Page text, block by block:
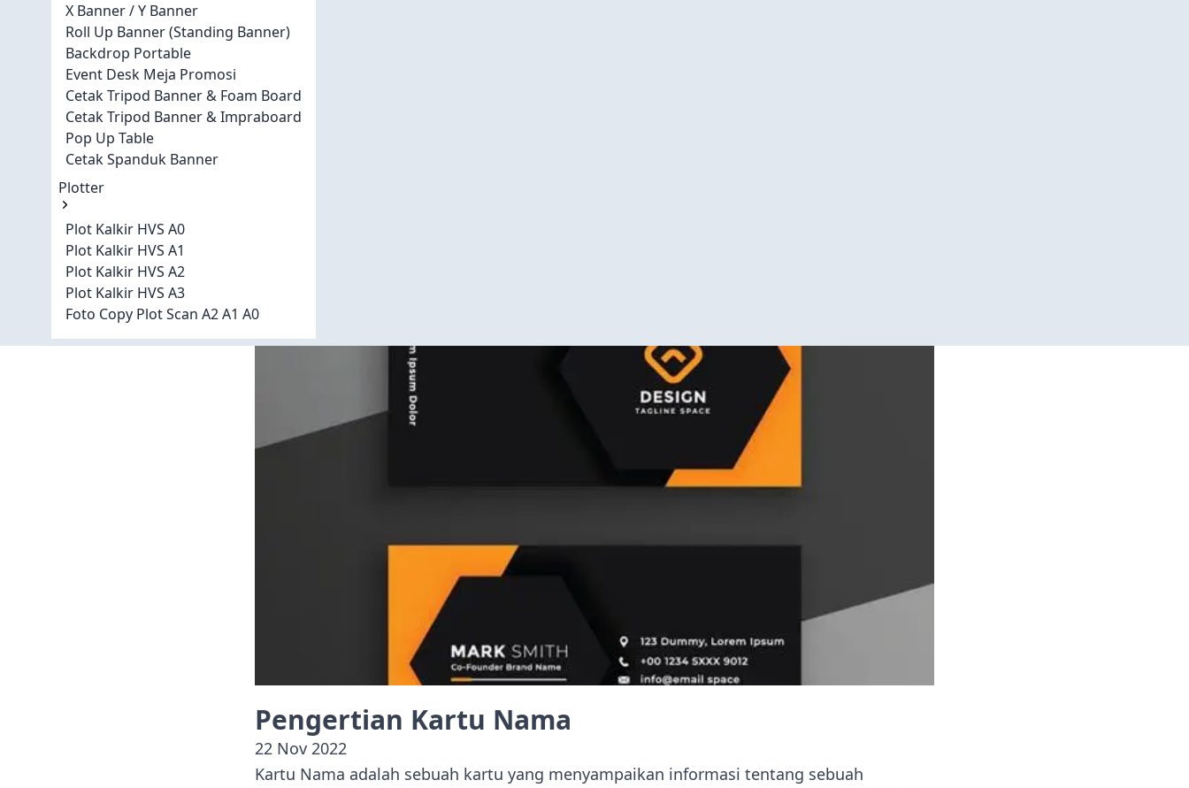
X Banner / Y Banner
Roll Up Banner (Standing Banner)
Backdrop Portable
Event Desk Meja Promosi
Cetak Tripod Banner & Foam Board
Cetak Tripod Banner & Impraboard
Pop Up Table
Cetak Spanduk Banner
Plotter
Plot Kalkir HVS A0
Plot Kalkir HVS A1
Plot Kalkir HVS A2
Plot Kalkir HVS A3
Foto Copy Plot Scan A2 A1 A0
Pengertian Kartu Nama
22 Nov 2022
Kartu Nama adalah sebuah kartu yang menyampaikan informasi tentang sebuah